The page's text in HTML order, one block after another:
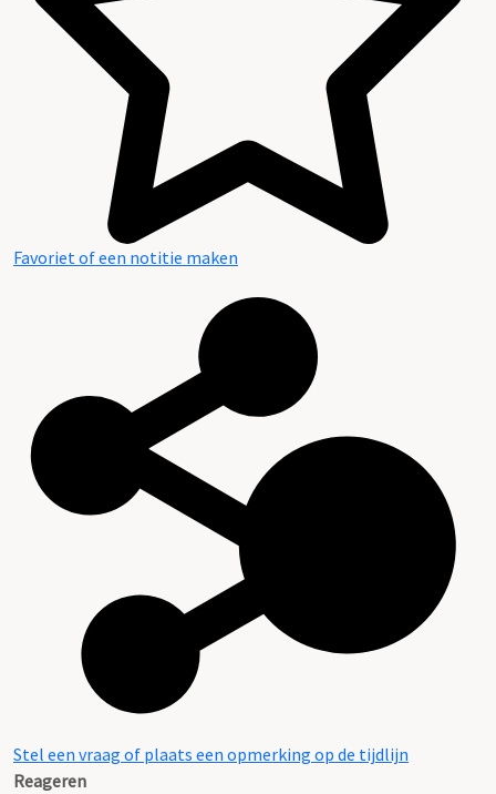
Favoriet of een notitie maken
Stel een vraag of plaats een opmerking op de tijdlijn
Reageren